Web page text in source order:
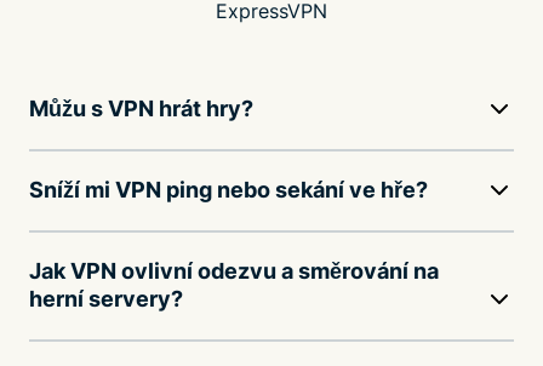
ExpressVPN
Můžu s VPN hrát hry?
Sníží mi VPN ping nebo sekání ve hře?
Jak VPN ovlivní odezvu a směrování na
herní servery?